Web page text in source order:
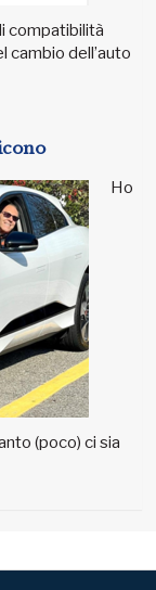
compatibilità
cambio dell’auto
Ho
(poco) ci sia